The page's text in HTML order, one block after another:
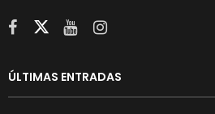
ÚLTIMAS ENTRADAS